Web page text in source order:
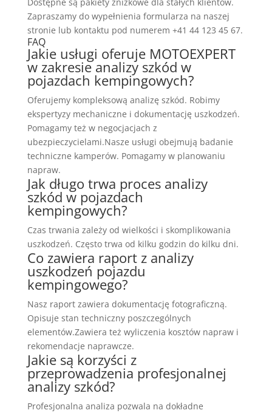
Zapraszamy do wypełnienia formularza na naszej
stronie lub kontaktu pod numerem +41 44 123 45 67.
FAQ
Jakie usługi oferuje MOTOEXPERT
w zakresie analizy szkód w
pojazdach kempingowych?
Oferujemy kompleksową analizę szkód. Robimy
ekspertyzy mechaniczne i dokumentację uszkodzeń.
Pomagamy też w negocjacjach z
ubezpieczycielami.Nasze usługi obejmują badanie
techniczne kamperów. Pomagamy w planowaniu
napraw.
Jak długo trwa proces analizy
szkód w pojazdach
kempingowych?
Czas trwania zależy od wielkości i skomplikowania
uszkodzeń. Często trwa od kilku godzin do kilku dni.
Co zawiera raport z analizy
uszkodzeń pojazdu
kempingowego?
Nasz raport zawiera dokumentację fotograficzną.
Opisuje stan techniczny poszczególnych
elementów.Zawiera też wyliczenia kosztów napraw i
rekomendacje naprawcze.
Jakie są korzyści z
przeprowadzenia profesjonalnej
analizy szkód?
Profesjonalna analiza pozwala na dokładne